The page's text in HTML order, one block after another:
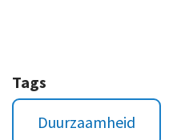
Tags
Duurzaamheid